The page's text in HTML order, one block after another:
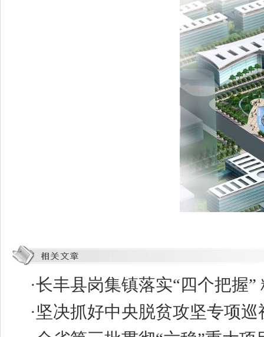
·长丰县岗集镇落实“四个把握
·坚决抓好中央脱贫攻坚专项